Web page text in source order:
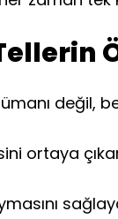
değil,
ortaya